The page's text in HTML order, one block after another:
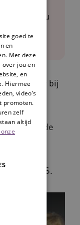
Bekijk nu
bij
video
inzet in de
de
en de GPS.
goed te
en
Met deze
over jou en
en
Hiermee
video’s
promoten.
zelf
altijd